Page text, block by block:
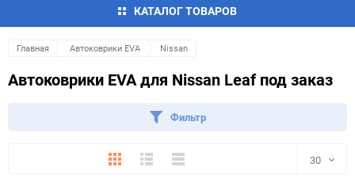
КАТАЛОГ ТОВАРОВ
Главная Автоковрики EVA Nissan
Автоковрики EVA для Nissan Leaf под заказ
Фильтр
ПлиткаПодробноКомпактно 30